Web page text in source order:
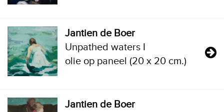
Jantien de Boer
Unpathed waters I
olie op paneel (20 x 20 cm.)
Jantien de Boer